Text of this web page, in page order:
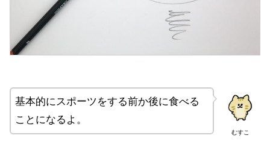
むすこ
基本的にスポーツをする前か後に食べる
ことになるよ。